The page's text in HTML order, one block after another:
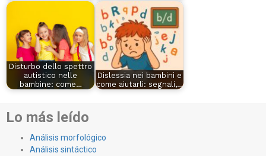
Disturbo dello spettro
autistico nelle
bambine: come…
Dislessia nei bambini e
come aiutarli: segnali,…
Lo más leído
Análisis morfológico
Análisis sintáctico